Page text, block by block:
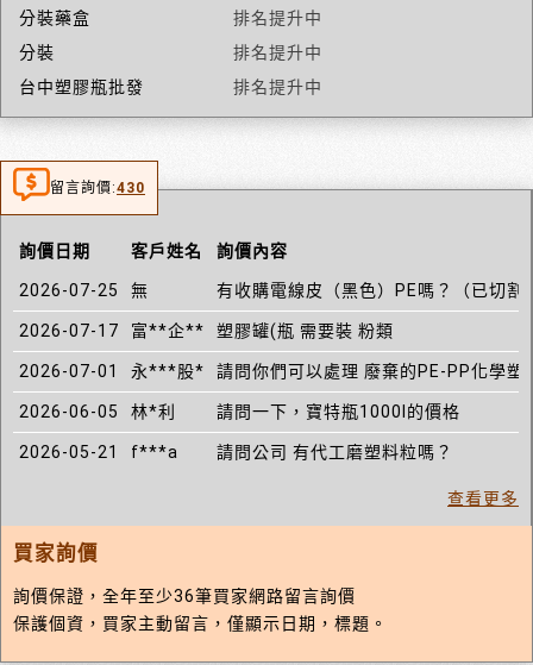
分裝藥盒
排名提升中
分裝
排名提升中
台中塑膠瓶批發
排名提升中
留言詢價:430
詢價日期 客戶姓名 詢價內容
2026-07-25 無 有收購電線皮（黑色）PE嗎？（已切
2026-07-17 富**企** 塑膠罐(瓶 需要裝 粉類
2026-07-01 永***股* 請問你們可以處理 廢棄的PE-PP化學塑
2026-06-05 林*利 請問一下，寶特瓶1000l的價格
2026-05-21 f***a 請問公司 有代工磨塑料粒嗎？
查看更多
買家詢價
詢價保證，全年至少36筆買家網路留言詢價
保護個資，買家主動留言，僅顯示日期，標題。